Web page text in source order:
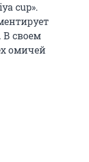
cup».
своем
омичей